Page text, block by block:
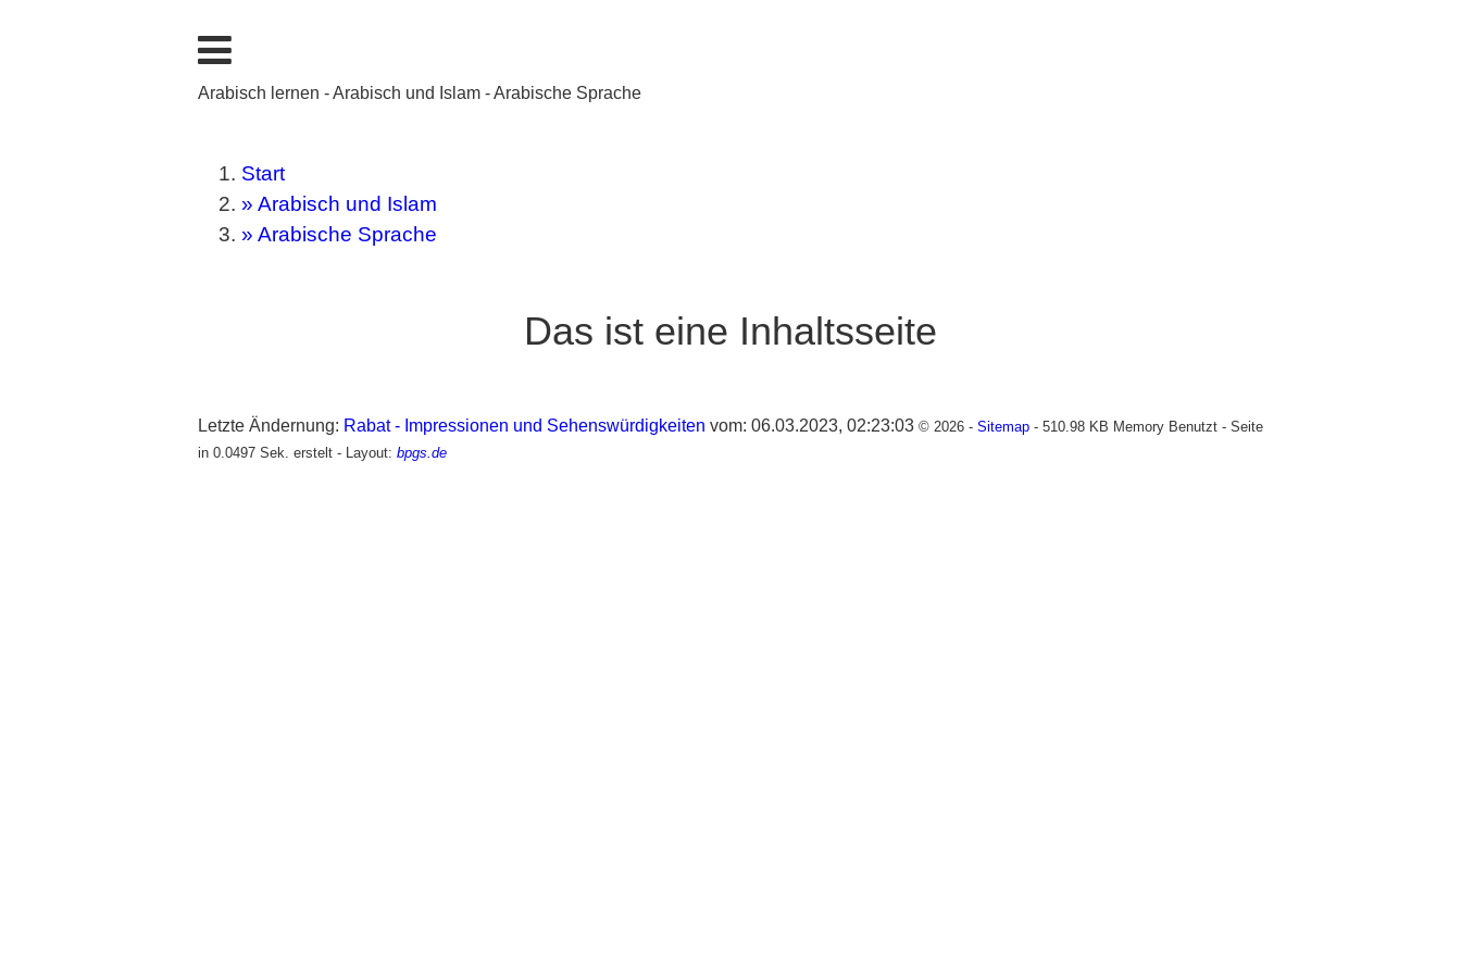
Arabisch lernen - Arabisch und Islam - Arabische Sprache
Start
» Arabisch und Islam
» Arabische Sprache
Das ist eine Inhaltsseite
Letzte Ändernung: Rabat - Impressionen und Sehenswürdigkeiten vom: 06.03.2023, 02:23:03 © 2026 - Sitemap - 510.98 KB Memory Benutzt - Seite
in 0.0497 Sek. erstelt - Layout: bpgs.de